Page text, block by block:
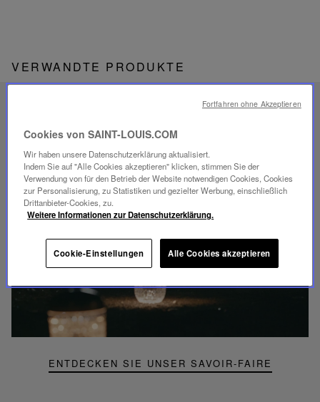
VERWANDTE PRODUKTE
EINZIGARTIGES
SAVOIR-FAIRE
FOLIA BELEUCHTUNG
ENTDECKEN SIE UNSER SAVOIR-FAIRE
Video
abspielen
Folia
Mini-
Portable-
Cookies von SAINT-LOUIS.COM
Wir haben unsere Datenschutzerklärung aktualisiert.
Indem Sie auf "Alle Cookies akzeptieren" klicken, stimmen Sie der
Verwendung von für den Betrieb der Website notwendigen Cookies, Cookies
zur Personalisierung, zu Statistiken und gezielter Werbung, einschließlich
Drittanbieter-Cookies, zu.
Weitere Informationen zur Datenschutzerklärung.
Cookie-Einstellungen Alle Cookies akzeptieren
Fortfahren ohne Akzeptieren